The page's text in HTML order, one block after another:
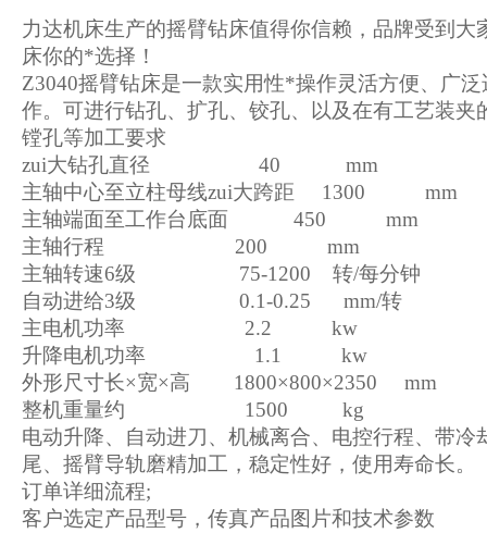
力达机床生产的摇臂钻床值得你信赖，品牌受到大
床你的*选择！
Z3040摇臂钻床是一款实用性*操作灵活方便、广
作。可进行钻孔、扩孔、铰孔、以及在有工艺装夹
镗孔等加工要求
zui大钻孔直径 40 mm
主轴中心至立柱母线zui大跨距 1300 mm
主轴端面至工作台底面 450 mm
主轴行程 200 mm
主轴转速6级 75-1200 转/每分钟
自动进给3级 0.1-0.25 mm/转
主电机功率 2.2 kw
升降电机功率 1.1 kw
外形尺寸长×宽×高 1800×800×2350 mm
整机重量约 1500 kg
电动升降、自动进刀、机械离合、电控行程、带冷
尾、摇臂导轨磨精加工，稳定性好，使用寿命长。
订单详细流程;
客户选定产品型号，传真产品图片和技术参数